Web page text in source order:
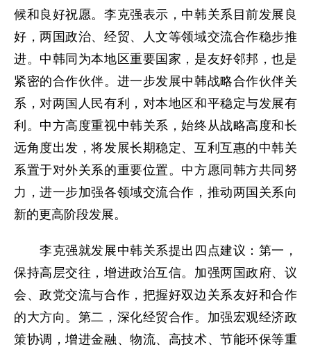
候和良好祝愿。李克强表示，中韩关系目前发展良
好，两国政治、经贸、人文等领域交流合作稳步推
进。中韩同为本地区重要国家，是友好邻邦，也是
紧密的合作伙伴。进一步发展中韩战略合作伙伴关
系，对两国人民有利，对本地区和平稳定与发展有
利。中方高度重视中韩关系，始终从战略高度和长
远角度出发，将发展长期稳定、互利互惠的中韩关
系置于对外关系的重要位置。中方愿同韩方共同努
力，进一步加强各领域交流合作，推动两国关系向
新的更高阶段发展。
李克强就发展中韩关系提出四点建议：第一，
保持高层交往，增进政治互信。加强两国政府、议
会、政党交流与合作，把握好双边关系友好和合作
的大方向。第二，深化经贸合作。加强宏观经济政
策协调，增进金融、物流、高技术、节能环保等重